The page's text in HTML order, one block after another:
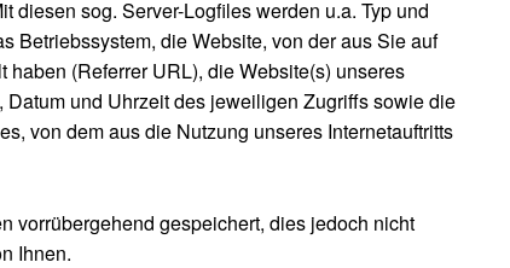
diesen sog. Server-Logfiles werden u.a. Typ und
Betriebssystem, die Website, von der aus Sie auf
haben (Referrer URL), die Website(s) unseres
Datum und Uhrzeit des jeweiligen Zugriffs sowie die
von dem aus die Nutzung unseres Internetauftritts
vorrübergehend gespeichert, dies jedoch nicht
Ihnen.